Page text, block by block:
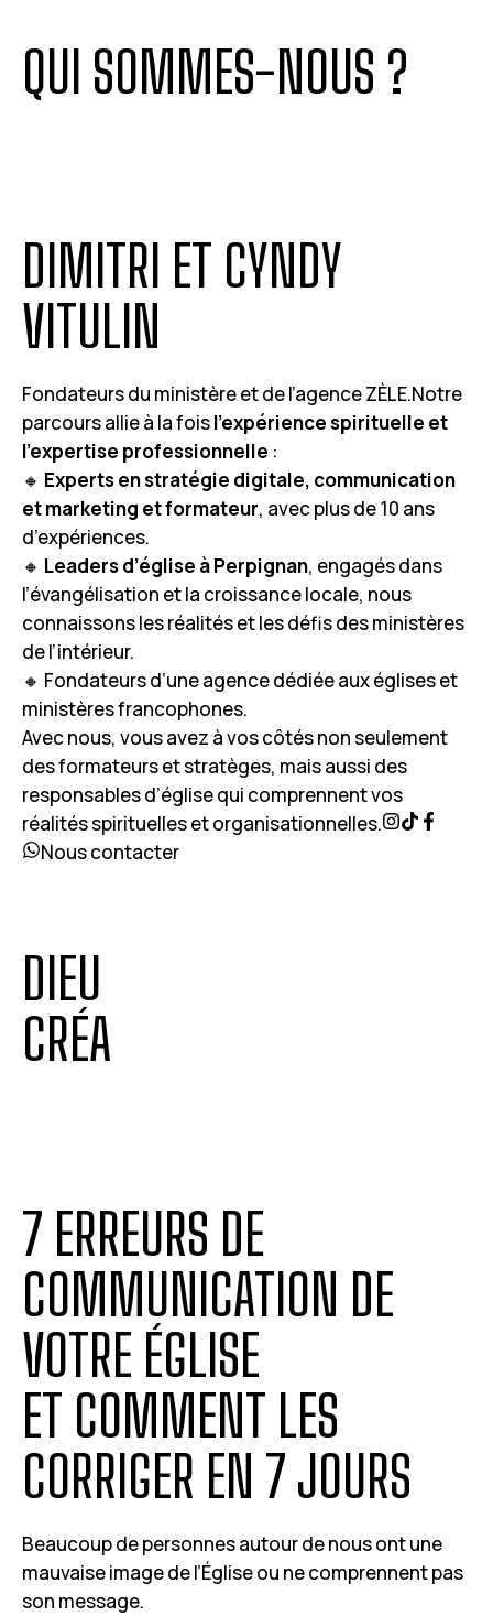
QUI SOMMES-NOUS ?
DIMITRI ET CYNDY
VITULIN
Fondateurs du ministère et de l’agence ZÈLE.Notre
parcours allie à la foisl’expérience spirituelle et
l’expertise professionnelle :
🔸 Experts en stratégie digitale, communication
et marketing et formateur, avec plus de 10 ans
d’expériences.
🔸 Leaders d’église à Perpignan, engagés dans
l’évangélisation et la croissance locale, nous
connaissons les réalités et les défis des ministères
de l’intérieur.
🔸 Fondateurs d’une agence dédiée aux églises et
ministères francophones.
Avec nous, vous avez à vos côtés non seulement
des formateurs et stratèges, mais aussi des
responsables d’église qui comprennent vos
réalités spirituelles et organisationnelles.
Nous contacter
DIEU
CRÉA
7 ERREURS DE
COMMUNICATION DE
VOTRE ÉGLISE
ET COMMENT LES
CORRIGER EN 7 JOURS
Beaucoup de personnes autour de nous ont une
mauvaise image de l’Église ou ne comprennent pas
son message.